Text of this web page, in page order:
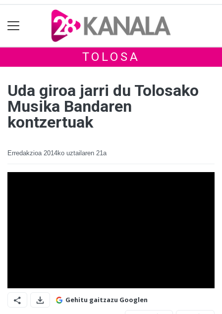
TOLOSA
Uda giroa jarri du Tolosako
Musika Bandaren
kontzertuak
Erredakzioa 2014ko uztailaren 21a
Gehitu gaitzazu Googlen